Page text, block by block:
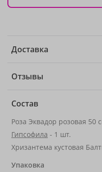
Доставка
Отзывы
Состав
Роза Эквадор розовая 50
Гипсофила - 1 шт.
Хризантема кустовая
Упаковка